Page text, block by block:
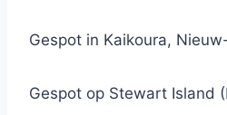
Gespot in Kaikoura,
Gespot op Stewart Island